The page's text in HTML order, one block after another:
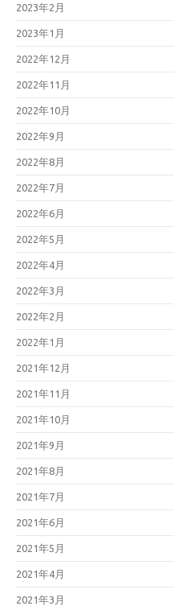
2023年2月
2023年1月
2022年12月
2022年11月
2022年10月
2022年9月
2022年8月
2022年7月
2022年6月
2022年5月
2022年4月
2022年3月
2022年2月
2022年1月
2021年12月
2021年11月
2021年10月
2021年9月
2021年8月
2021年7月
2021年6月
2021年5月
2021年4月
2021年3月